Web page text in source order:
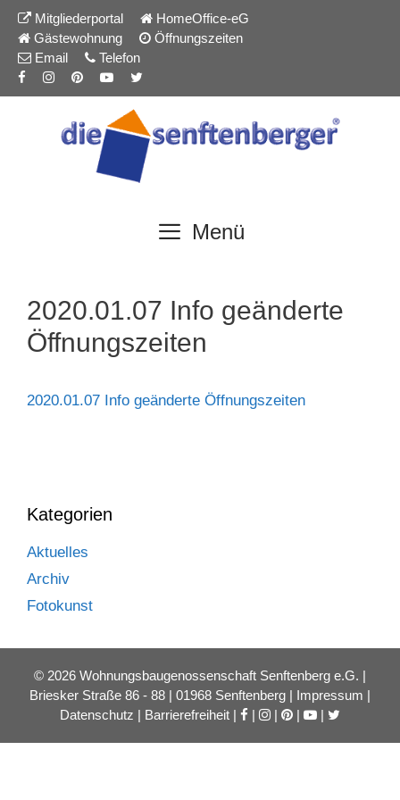
springen
Zum
Inhalt
springen
Mitgliederportal
HomeOffice-eG
Gästewohnung
Öffnungszeiten
Email
Telefon
Menü
2020.01.07 Info geänderte
Öffnungszeiten
2020.01.07 Info geänderte Öffnungszeiten
Kategorien
Aktuelles
Archiv
Fotokunst
© 2026 Wohnungsbaugenossenschaft Senftenberg e.G. |
Briesker Straße 86 - 88 | 01968 Senftenberg | Impressum |
Datenschutz | Barrierefreiheit | | | | |